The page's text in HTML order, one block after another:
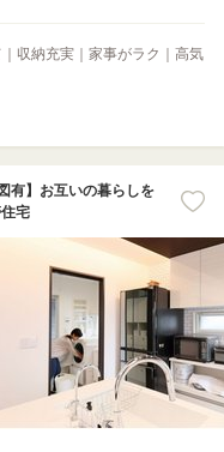
収納充実｜家事がラク｜高気
有】お互いの暮らしを
宅